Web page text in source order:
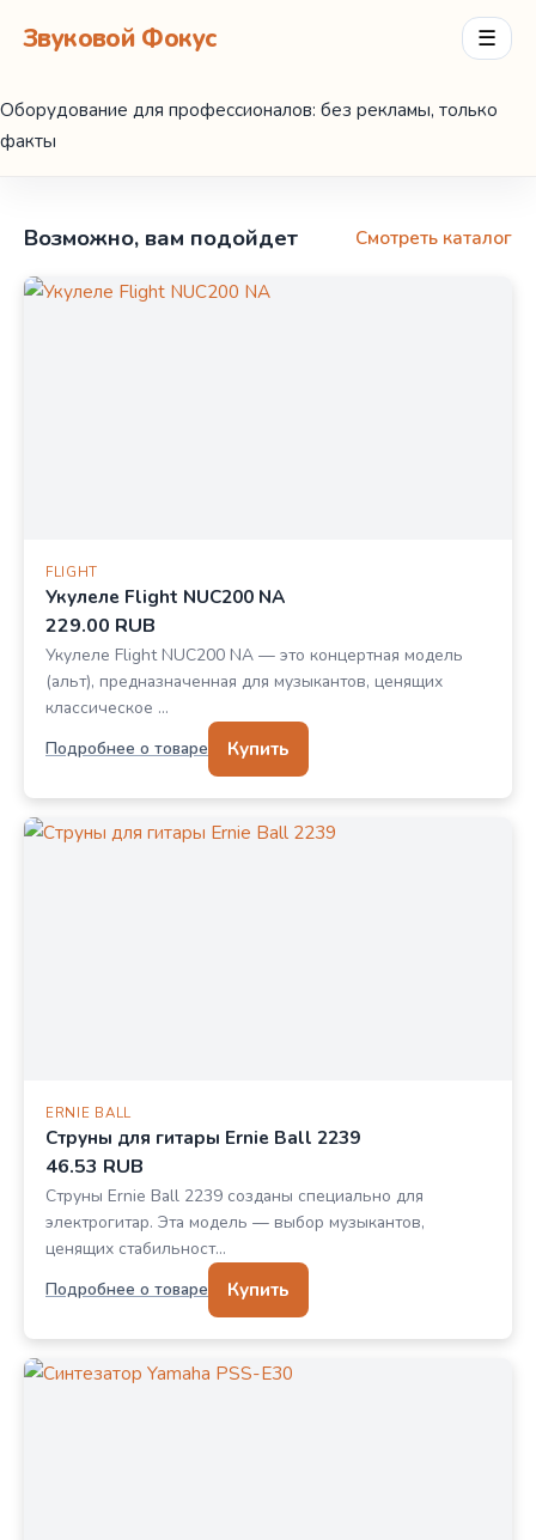
Звуковой Фокус ☰
Оборудование для профессионалов: без рекламы, только
факты
Возможно, вам подойдет Смотреть каталог
FLIGHT
Укулеле Flight NUC200 NA
229.00 RUB
Укулеле Flight NUC200 NA — это концертная модель
(альт), предназначенная для музыкантов, ценящих
классическое …
Подробнее о товаре
Купить
ERNIE BALL
Струны для гитары Ernie Ball 2239
46.53 RUB
Струны Ernie Ball 2239 созданы специально для
электрогитар. Эта модель — выбор музыкантов,
ценящих стабильност…
Подробнее о товаре
Купить